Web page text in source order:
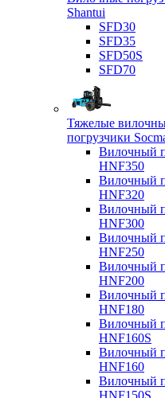
Shantui
SFD30
SFD35
SFD50S
SFD70
Тяжелые
погрузчики
Вилочный
HNF350
Вилочный
HNF320
Вилочный
HNF300
Вилочный
HNF250
Вилочный
HNF200
Вилочный
HNF180
Вилочный
HNF160S
Вилочный
HNF160
Вилочный
HNF150S